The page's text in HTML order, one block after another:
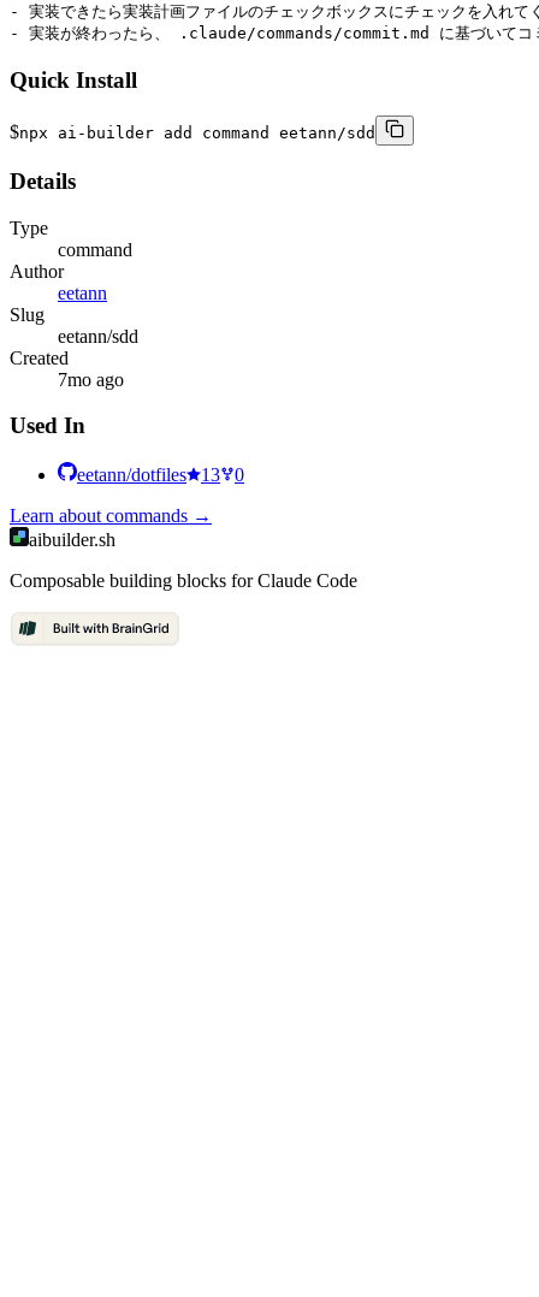
- 実装できたら実装計画ファイルのチェックボックスにチェックを入れて
- 実装が終わったら、 .claude/commands/commit.md に基づいてコ
Quick Install
$npx ai-builder add command eetann/sdd
Details
Type
command
Author
eetann
Slug
eetann/sdd
Created
7mo ago
Used In
eetann/dotfiles 13
0
Learn about commands →
aibuilder.sh
Composable building blocks for Claude Code